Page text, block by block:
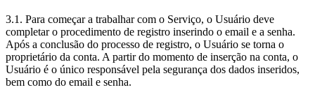
3.1. Para começar a trabalhar com o Serviço, o Usuário deve
completar o procedimento de registro inserindo o email e a senha.
Após a conclusão do processo de registro, o Usuário se torna o
proprietário da conta. A partir do momento de inserção na conta, o
Usuário é o único responsável pela segurança dos dados inseridos,
bem como do email e senha.